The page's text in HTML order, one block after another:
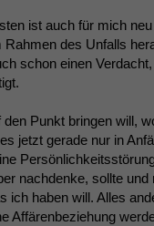
ist auch für mich
Rahmen des Unfalls
schon einen
Punkt bringen will,
jetzt gerade nur in
nachdenke, sollte
ich haben will. Alles
Affärenbeziehung